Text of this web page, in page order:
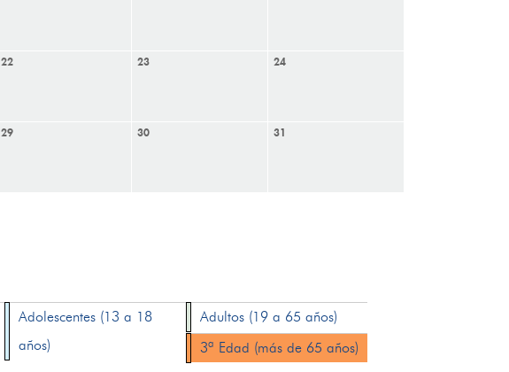
22 23 24
29 30 31
Adolescentes (13 a 18
años)
Adultos (19 a 65 años)
3ª Edad (más de 65 años)